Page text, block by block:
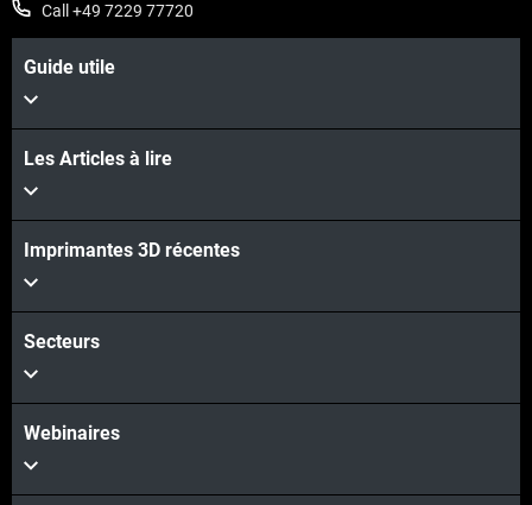
Call +49 7229 77720
Guide utile
Les Articles à lire
Imprimantes 3D récentes
Secteurs
Webinaires